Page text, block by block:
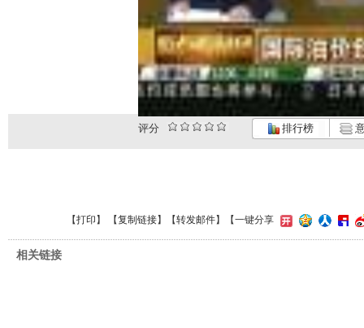
评分 排行榜
【打印 】 【复制链接】【转发邮件】 【一键分享
相关链接